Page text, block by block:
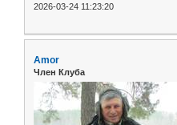
2026-03-24 11:23:20
Amor
Член Клуба